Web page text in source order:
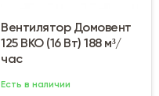
Вентилятор Домовент
125 ВКО (16 Вт) 188 м³/
час
Есть в наличии